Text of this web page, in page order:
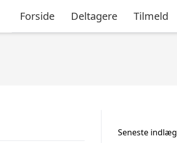
Forside Deltagere Tilmeld
Seneste indlæg